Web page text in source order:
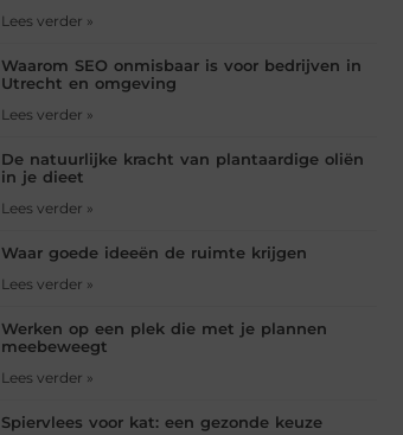
Lees verder »
Waarom SEO onmisbaar is voor bedrijven in
Utrecht en omgeving
Lees verder »
De natuurlijke kracht van plantaardige oliën
in je dieet
Lees verder »
Waar goede ideeën de ruimte krijgen
Lees verder »
Werken op een plek die met je plannen
meebeweegt
Lees verder »
Spiervlees voor kat: een gezonde keuze